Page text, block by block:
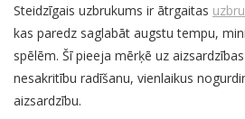
Steidzīgais uzbrukums ir ātrgaitas
kas paredz saglabāt augstu tempu,
spēlēm. Šī pieeja mērķē uz
nesakritību radīšanu, vienlaikus
aizsardzību.